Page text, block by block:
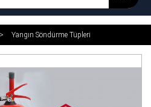
Yangın Söndürme Tüpleri